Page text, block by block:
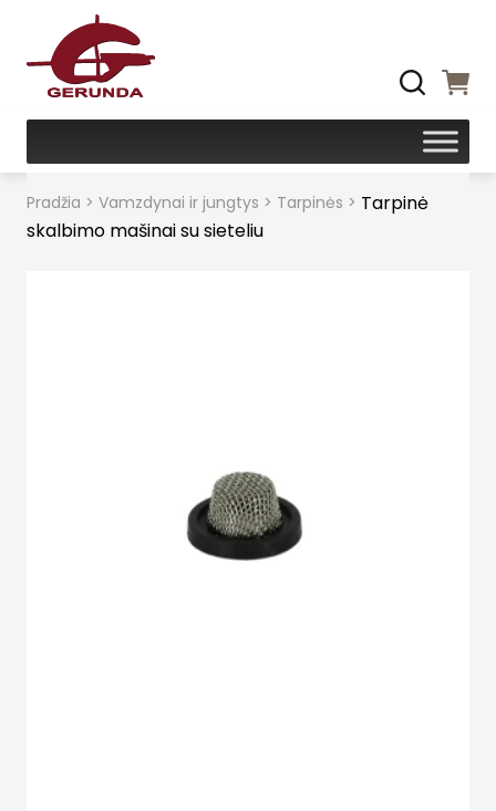
Pradžia > Vamzdynai ir jungtys > Tarpinės > Tarpinė
skalbimo mašinai su sieteliu